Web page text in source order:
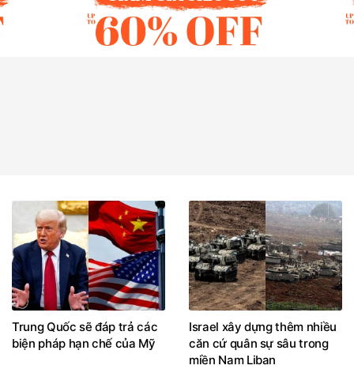
Trung Quốc sẽ đáp trả các
biện pháp hạn chế của Mỹ
Israel xây dựng thêm nhiều
căn cứ quân sự sâu trong
miền Nam Liban